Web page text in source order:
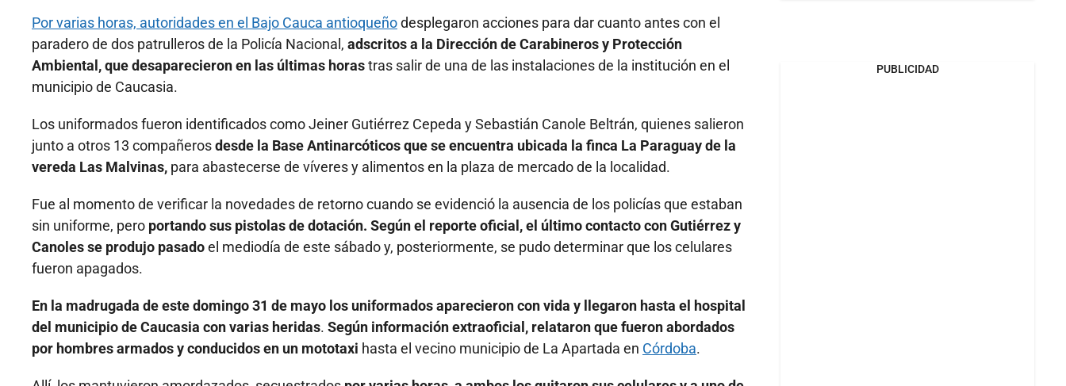
Por varias horas, autoridades en el Bajo Cauca antioqueñodesplegaron acciones para dar cuanto antes con el
paradero de dos patrulleros de la Policía Nacional, adscritos a la Dirección de Carabineros y Protección
Ambiental, que desaparecieron en las últimas horastras salir de una de las instalaciones de la institución en el
municipio de Caucasia.
Los uniformados fueron identificados como Jeiner Gutiérrez Cepeda y Sebastián Canole Beltrán, quienes salieron
junto a otros 13 compañerosdesde la Base Antinarcóticos que se encuentra ubicada la finca La Paraguay de la
vereda Las Malvinas, para abastecerse de víveres y alimentos en la plaza de mercado de la localidad.
Fue al momento de verificar la novedades de retorno cuando se evidenció la ausencia de los policías que estaban
sin uniforme, pero portando sus pistolas de dotación. Según el reporte oficial, el último contacto con Gutiérrez y
Canoles se produjo pasadoel mediodía de este sábado y, posteriormente, se pudo determinar que los celulares
fueron apagados.
En la madrugada de este domingo 31 de mayo los uniformados aparecieron con vida y llegaron hasta el hospital
del municipio de Caucasia con varias heridas. Según información extraoficial, relataron que fueron abordados
por hombres armados y conducidos en un mototaxi hasta el vecino municipio de La Apartada en Córdoba.
PUBLICIDAD